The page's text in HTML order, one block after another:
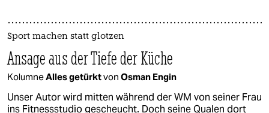
Sport machen statt glotzen
Ansage aus der Tiefe der Küche
KolumneAlles getürktvon Osman Engin
Unser Autor wird mitten während der WM von seiner Frau
ins Fitnessstudio gescheucht. Doch seine Qualen dort